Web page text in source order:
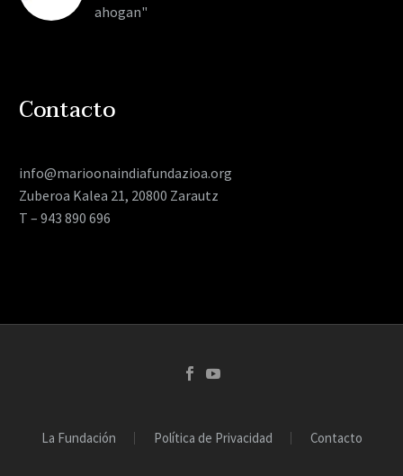
ahogan"
Contacto
info@marioonaindiafundazioa.org
Zuberoa Kalea 21, 20800 Zarautz
T – 943 890 696
La Fundación Política de Privacidad Contacto